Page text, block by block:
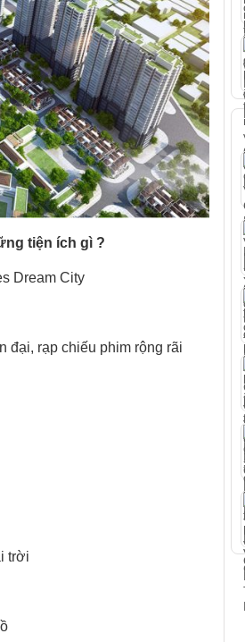
tiện ích gì ?
Dream City
đại, rạp chiếu phim rộng rãi
trời